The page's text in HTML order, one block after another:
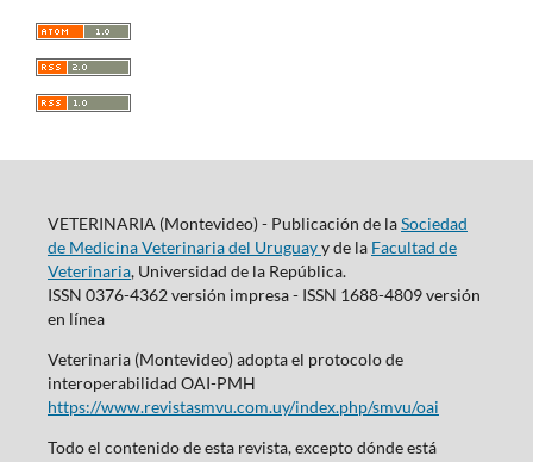
VETERINARIA (Montevideo) - Publicación de laSociedad
de Medicina Veterinaria del Uruguayy de la Facultad de
Veterinaria, Universidad de la República.
ISSN 0376-4362 versión impresa - ISSN 1688-4809 versión
en línea
Veterinaria (Montevideo) adopta el protocolo de
interoperabilidad OAI-PMH
https://www.revistasmvu.com.uy/index.php/smvu/oai
Todo el contenido de esta revista, excepto dónde está